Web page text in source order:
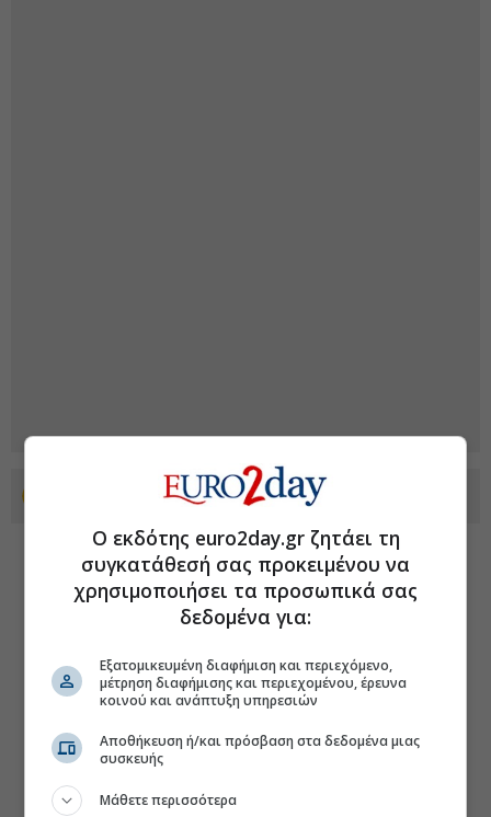
Προσθέστε το euro2day.gr στο Discover
Ο εκδότης euro2day.gr ζητάει τη
συγκατάθεσή σας προκειμένου να
χρησιμοποιήσει τα προσωπικά σας
δεδομένα για:
Εξατομικευμένη διαφήμιση και περιεχόμενο,
μέτρηση διαφήμισης και περιεχομένου, έρευνα
κοινού και ανάπτυξη υπηρεσιών
Αποθήκευση ή/και πρόσβαση στα δεδομένα μιας
συσκευής
Μάθετε περισσότερα